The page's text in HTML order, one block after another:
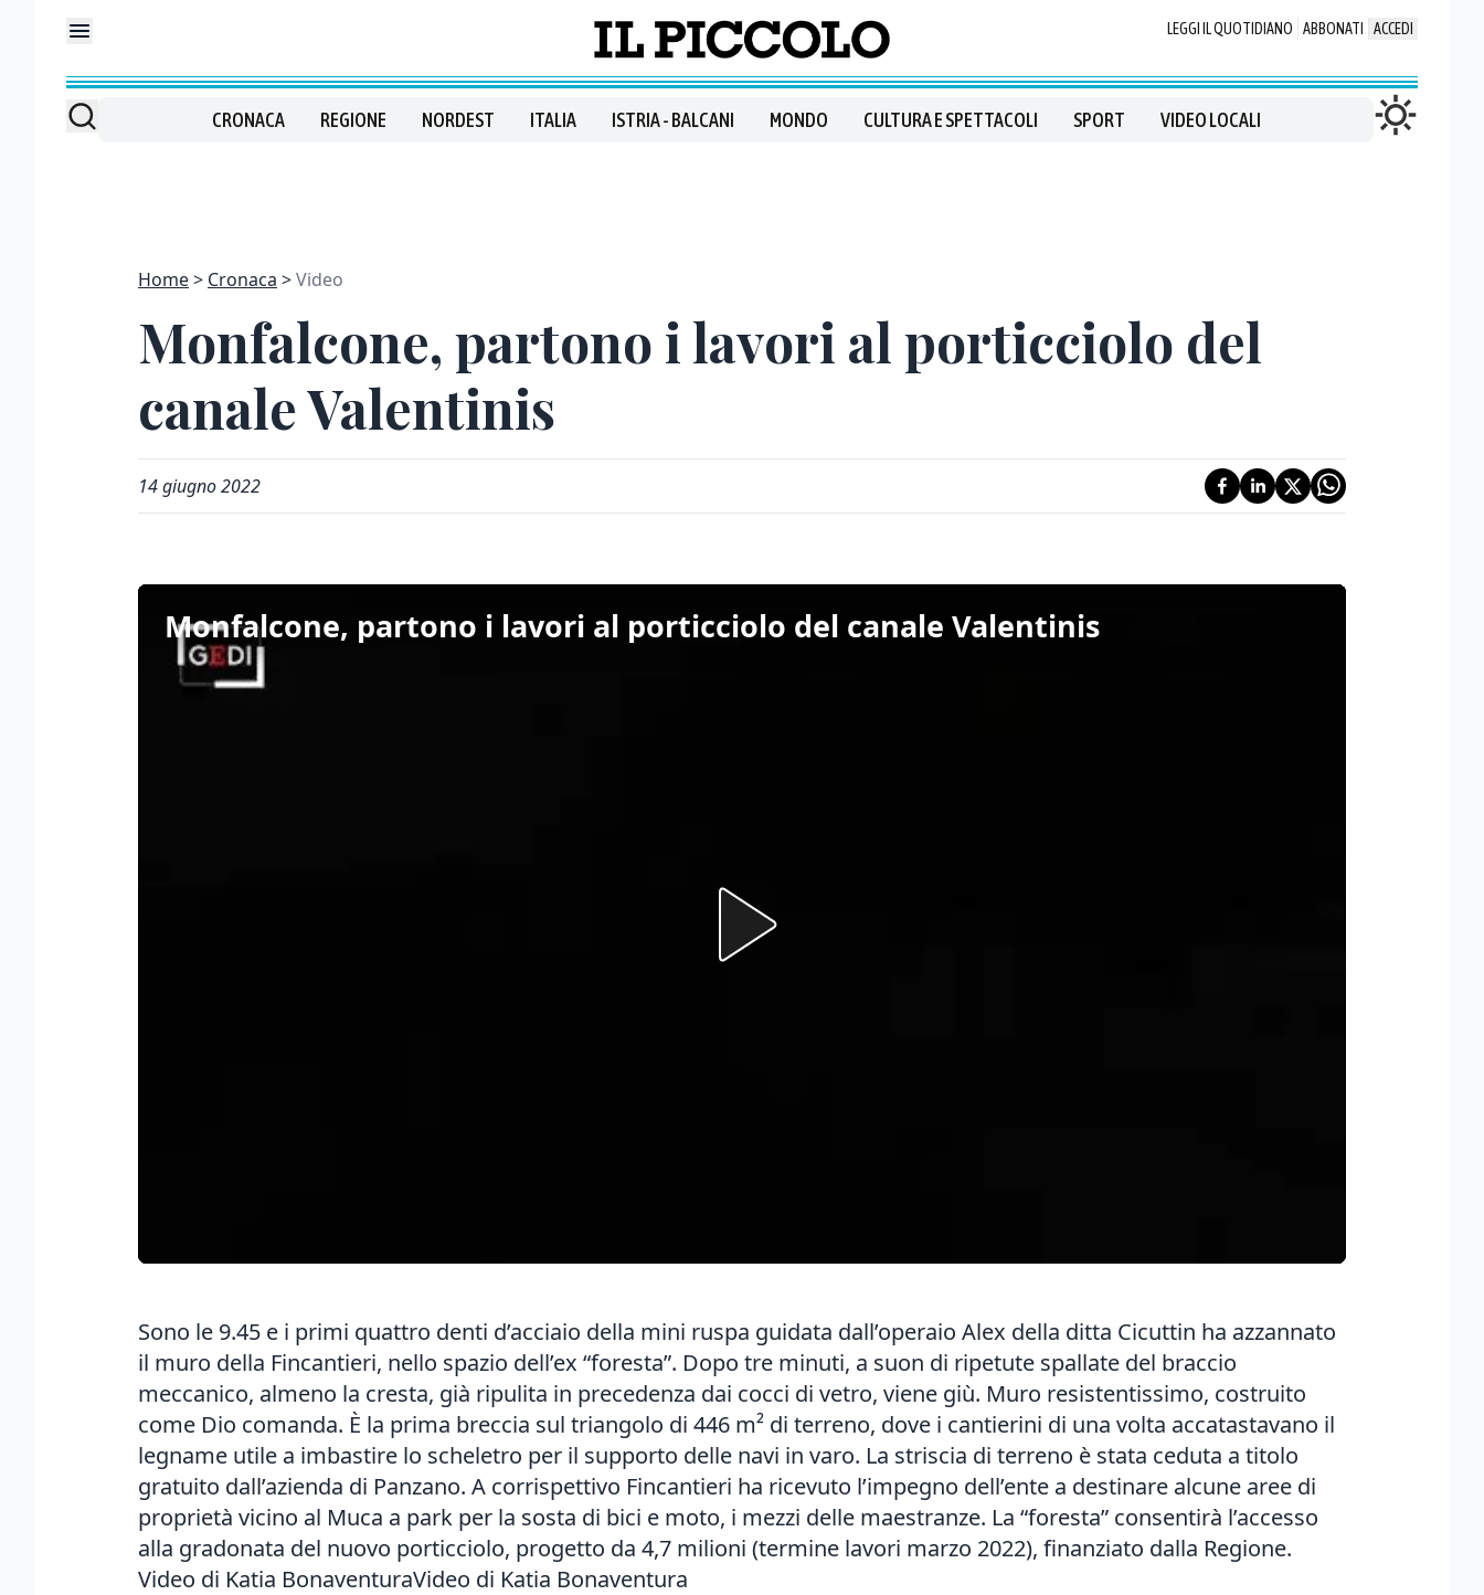
LEGGI IL QUOTIDIANO ABBONATI ACCEDI
CRONACA REGIONE NORDEST ITALIA ISTRIA - BALCANI MONDO CULTURA E SPETTACOLI SPORT VIDEO LOCALI
Home Cronaca Video
Monfalcone, partono i lavori al porticciolo del
canale Valentinis
14 giugno 2022
Monfalcone, partono i lavori al porticciolo del canale Valentinis
Sono le 9.45 e i primi quattro denti d’acciaio della mini ruspa guidata dall’operaio Alex della ditta Cicuttin ha azzannato
il muro della Fincantieri, nello spazio dell’ex “foresta”. Dopo tre minuti, a suon di ripetute spallate del braccio
meccanico, almeno la cresta, già ripulita in precedenza dai cocci di vetro, viene giù. Muro resistentissimo, costruito
come Dio comanda. È la prima breccia sul triangolo di 446 m² di terreno, dove i cantierini di una volta accatastavano il
legname utile a imbastire lo scheletro per il supporto delle navi in varo. La striscia di terreno è stata ceduta a titolo
gratuito dall’azienda di Panzano. A corrispettivo Fincantieri ha ricevuto l’impegno dell’ente a destinare alcune aree di
proprietà vicino al Muca a park per la sosta di bici e moto, i mezzi delle maestranze. La “foresta” consentirà l’accesso
alla gradonata del nuovo porticciolo, progetto da 4,7 milioni (termine lavori marzo 2022), finanziato dalla Regione.
Video di Katia BonaventuraVideo di Katia Bonaventura